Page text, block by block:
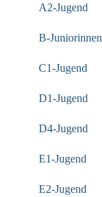
A2-Jugend
B-Juniorinnen
C1-Jugend
D1-Jugend
D4-Jugend
E1-Jugend
E2-Jugend